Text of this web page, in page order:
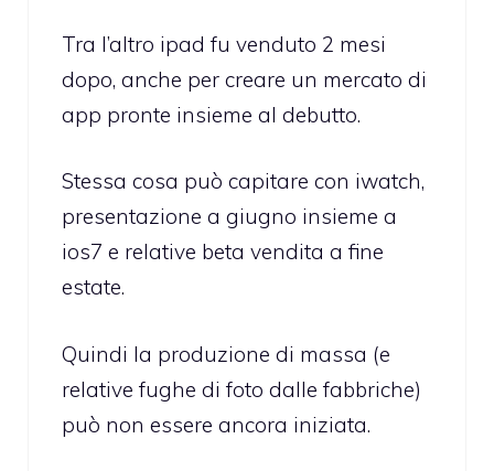
Tra l’altro ipad fu venduto 2 mesi
dopo, anche per creare un mercato di
app pronte insieme al debutto.
Stessa cosa può capitare con iwatch,
presentazione a giugno insieme a
ios7 e relative beta vendita a fine
estate.
Quindi la produzione di massa (e
relative fughe di foto dalle fabbriche)
può non essere ancora iniziata.